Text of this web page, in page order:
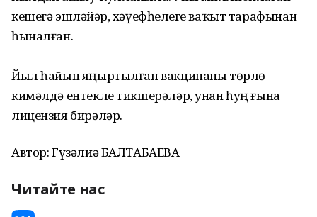
кешегә эшләйҙәр, хәүефһеҙлеге ваҡыт тарафынан
һыналған.
Йыл һайын яңыртылған вакцинаны төрлө
кимәлдә ентекле тикшерәләр, унан һуң ғына
лицензия бирәләр.
Автор: Гүзәлиә БАЛТАБАЕВА
Читайте нас